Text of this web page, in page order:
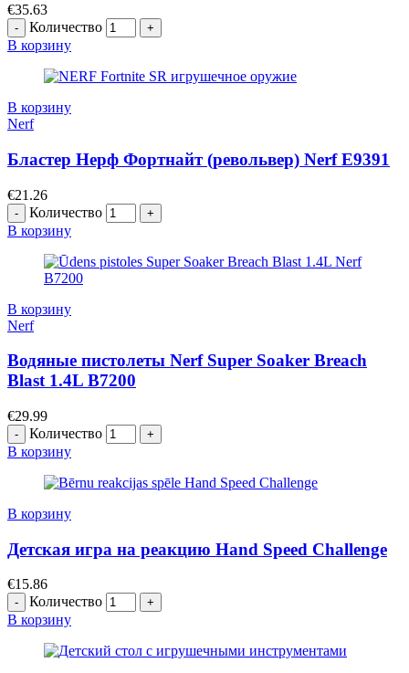
€35.63
Количество
В корзину
В корзину
Nerf
Бластер Нерф Фортнайт (револьвер) Nerf E9391
€21.26
Количество
В корзину
В корзину
Nerf
Водяные пистолеты Nerf Super Soaker Breach
Blast 1.4L B7200
€29.99
Количество
В корзину
В корзину
Детская игра на реакцию Hand Speed Challenge
€15.86
Количество
В корзину